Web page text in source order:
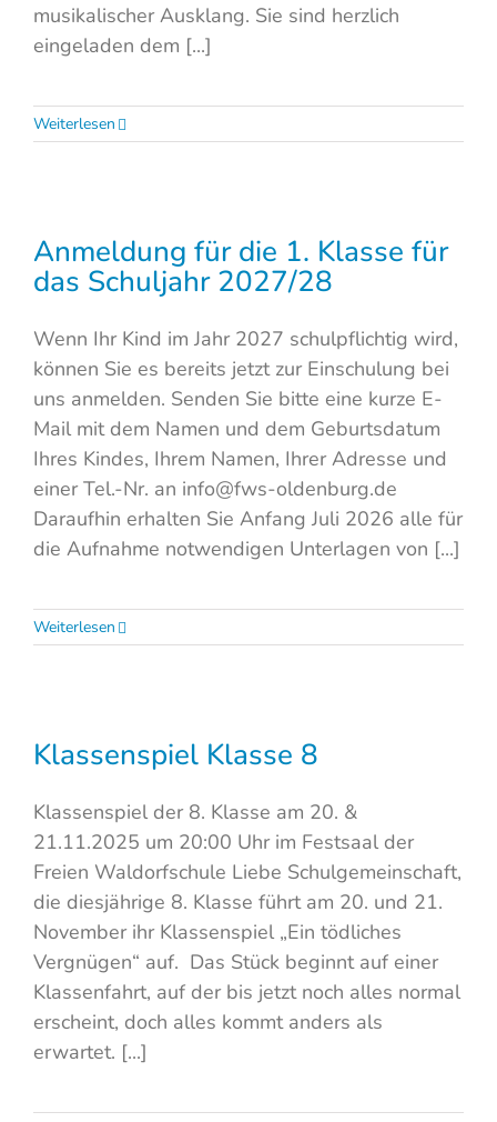
musikalischer Ausklang. Sie sind herzlich
eingeladen dem [...]
Weiterlesen
Anmeldung für die 1. Klasse für
das Schuljahr 2027/28
Wenn Ihr Kind im Jahr 2027 schulpflichtig wird,
können Sie es bereits jetzt zur Einschulung bei
uns anmelden. Senden Sie bitte eine kurze E-
Mail mit dem Namen und dem Geburtsdatum
Ihres Kindes, Ihrem Namen, Ihrer Adresse und
einer Tel.-Nr. an info@fws-oldenburg.de
Daraufhin erhalten Sie Anfang Juli 2026 alle für
die Aufnahme notwendigen Unterlagen von [...]
Weiterlesen
Klassenspiel Klasse 8
Klassenspiel der 8. Klasse am 20. &
21.11.2025 um 20:00 Uhr im Festsaal der
Freien Waldorfschule Liebe Schulgemeinschaft,
die diesjährige 8. Klasse führt am 20. und 21.
November ihr Klassenspiel „Ein tödliches
Vergnügen“ auf. Das Stück beginnt auf einer
Klassenfahrt, auf der bis jetzt noch alles normal
erscheint, doch alles kommt anders als
erwartet. [...]